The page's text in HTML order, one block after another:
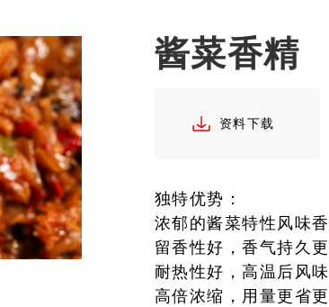
酱菜香精
资料下载
独特优势：
浓郁的酱菜特性风味
留香性好，香气持久更
耐热性好，高温后风味
高倍浓缩，用量更省更